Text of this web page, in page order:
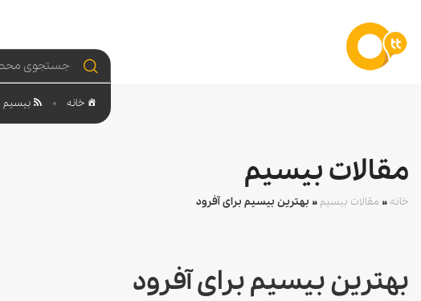
خانه بیسیم
مقالات بیسیم
خانه » مقالات بیسیم» بهترین بیسیم برای آفرود
بهترین بیسیم برای آفرود